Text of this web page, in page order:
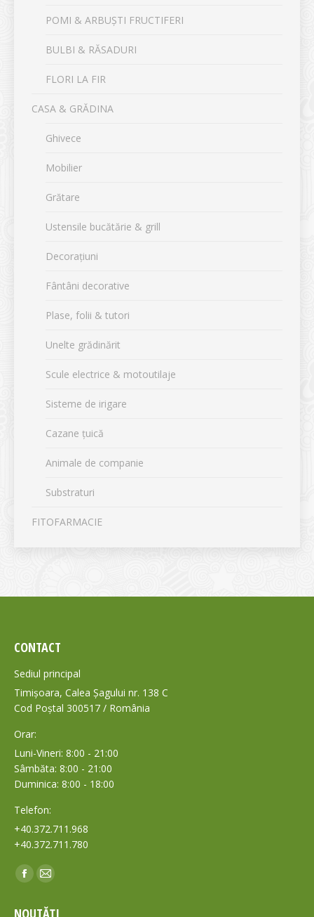
POMI & ARBUȘTI FRUCTIFERI
BULBI & RĂSADURI
FLORI LA FIR
CASA & GRĂDINA
Ghivece
Mobilier
Grătare
Ustensile bucătărie & grill
Decorațiuni
Fântâni decorative
Plase, folii & tutori
Unelte grădinărit
Scule electrice & motoutilaje
Sisteme de irigare
Cazane țuică
Animale de companie
Substraturi
FITOFARMACIE
CONTACT
Sediul principal
Timișoara, Calea Șagului nr. 138 C
Cod Poștal 300517 / România
Orar:
Luni-Vineri: 8:00 - 21:00
Sâmbăta: 8:00 - 21:00
Duminica: 8:00 - 18:00
Telefon:
+40.372.711.968
+40.372.711.780
Find us on:
Facebook
Mail
NOUTĂȚI